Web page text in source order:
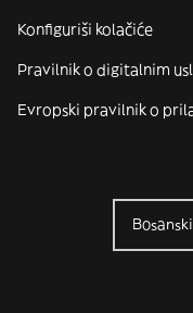
Konfiguriši kolačiće
Pravilnik o digitalnim
Evropski pravilnik o